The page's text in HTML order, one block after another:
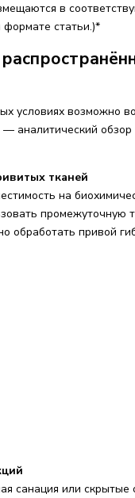
в
статьи.)*
условиях возможно
аналитический обзор
тканей
на
промежуточную
обработать привой
санация или скрытые